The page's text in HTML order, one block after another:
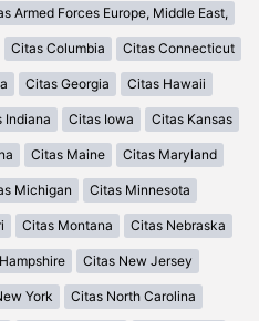
Armed Forces Europe, Middle East,
Citas Columbia Citas Connecticut
Citas Georgia Citas Hawaii
Indiana Citas Iowa Citas Kansas
Citas Maine Citas Maryland
Michigan Citas Minnesota
Citas Montana Citas Nebraska
Citas New Jersey
York Citas North Carolina